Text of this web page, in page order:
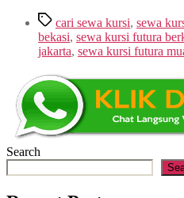
Tagscari sewa kursi, sewa
bekasi, sewa kursi futura
jakarta, sewa kursi futura
Search